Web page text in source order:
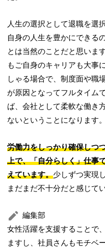
人生の選択として退職を選
自身の人生を豊かにできる
とは当然のことだと思いま
もご自身のキャリアも大事
しゃる場合で、制度面や職
が原因となってフルタイム
ば、会社として柔軟な働き
ないということになります。
労働力をしっかり確保しつ
上で、「自分らしく」仕事
えています。少しずつ実現
まだまだ不十分だと感じて
編集部
女性活躍を支援することで
ますし、社員さんもモチベ